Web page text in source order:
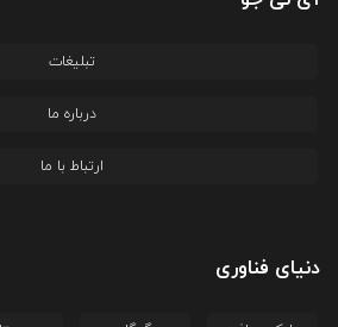
تبلیغات
درباره ما
ارتباط با ما
دنیای فناوری